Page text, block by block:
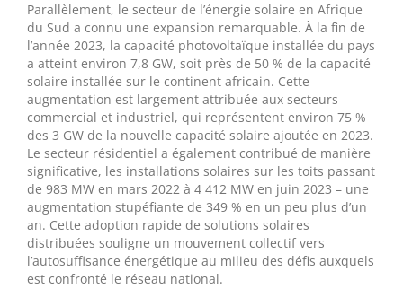
Parallèlement, le secteur de l’énergie solaire en Afrique
du Sud a connu une expansion remarquable. À la fin de
l’année 2023, la capacité photovoltaïque installée du pays
a atteint environ 7,8 GW, soit près de 50 % de la capacité
solaire installée sur le continent africain. Cette
augmentation est largement attribuée aux secteurs
commercial et industriel, qui représentent environ 75 %
des 3 GW de la nouvelle capacité solaire ajoutée en 2023.
Le secteur résidentiel a également contribué de manière
significative, les installations solaires sur les toits passant
de 983 MW en mars 2022 à 4 412 MW en juin 2023 – une
augmentation stupéfiante de 349 % en un peu plus d’un
an. Cette adoption rapide de solutions solaires
distribuées souligne un mouvement collectif vers
l’autosuffisance énergétique au milieu des défis auxquels
est confronté le réseau national.